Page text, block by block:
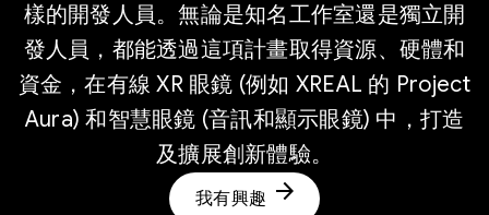
樣的開發人員。無論是知名工作室還是獨立開
發人員，都能透過這項計畫取得資源、硬體和
資金，在有線 XR 眼鏡 (例如 XREAL 的 Project
Aura) 和智慧眼鏡 (音訊和顯示眼鏡) 中，打造
及擴展創新體驗。
我有興趣 arrow_forward